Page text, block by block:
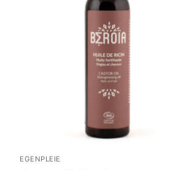
EGENPLEIE